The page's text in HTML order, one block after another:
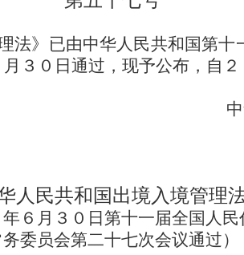
法》已由中华人民共和国第
３０日通过，现予公布，自２
华人民共和
２０１２年
人民共和国出境入境管理
年６月３０日第十一届全国人
委员会第二十七次会议通过）